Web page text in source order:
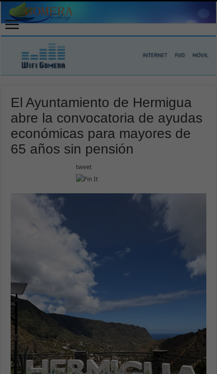
El Ayuntamiento de Hermigua
abre la convocatoria de ayudas
económicas para mayores de
65 años sin pensión
tweet